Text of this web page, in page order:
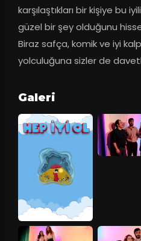
karşılaştıkları bir kişiye bu
güzel bir şey olduğunu
Biraz safça, komik ve iyi
yolculuğuna sizler de
Galeri